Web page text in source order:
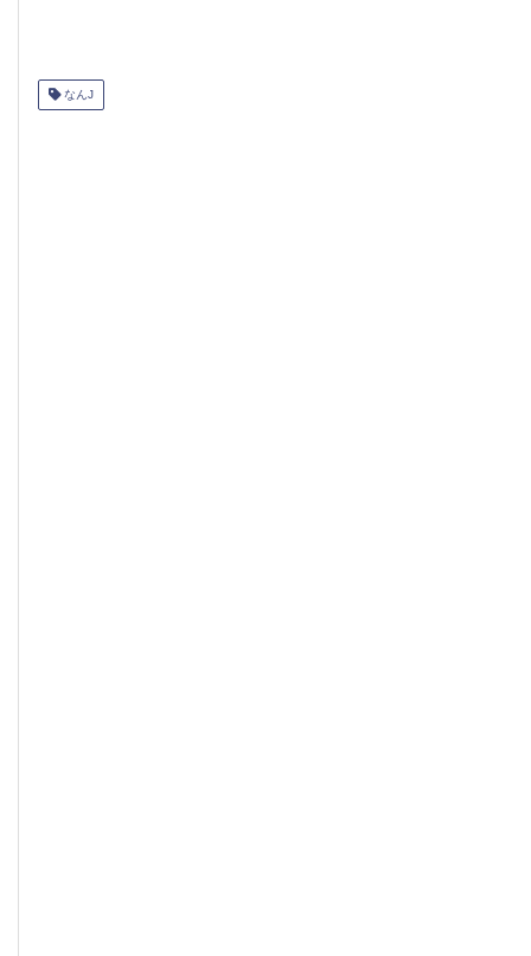
なんJ